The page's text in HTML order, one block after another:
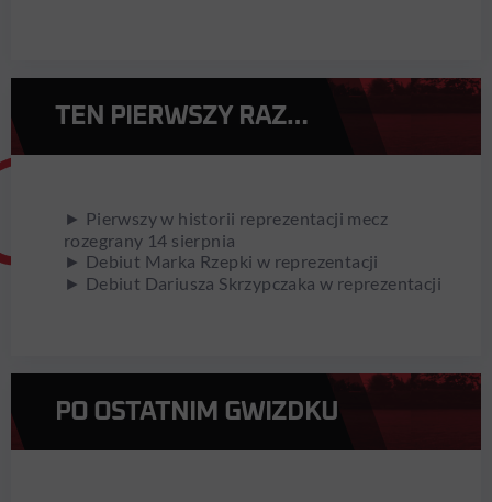
TEN PIERWSZY RAZ…
► Pierwszy w historii reprezentacji mecz
rozegrany 14 sierpnia
► Debiut Marka Rzepki w reprezentacji
► Debiut Dariusza Skrzypczaka w reprezentacji
PO OSTATNIM GWIZDKU